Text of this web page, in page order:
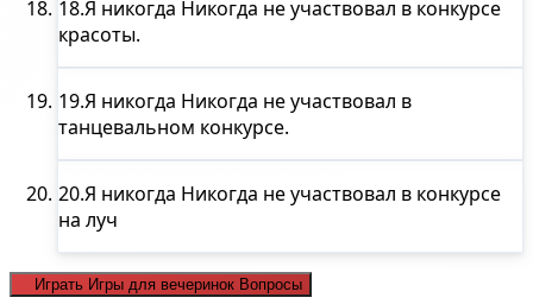
18.Я никогда Никогда не участвовал в конкурсе
красоты.
19.Я никогда Никогда не участвовал в
танцевальном конкурсе.
20.Я никогда Никогда не участвовал в конкурсе
на луч
Играть Игры для вечеринок Вопросы